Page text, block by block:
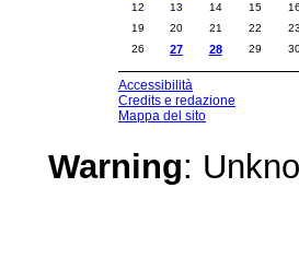
12
13 14 15 16
19
20 21 22 23
26
27 28 29
Accessibilità
Credits e redazione
Mappa del sito
Warning: